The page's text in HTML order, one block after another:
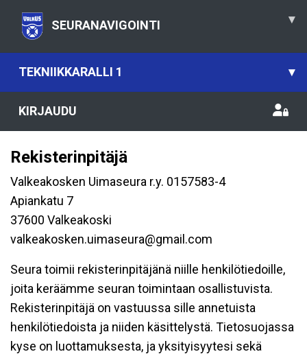
SEURANAVIGOINTI ▾
TEKNIIKKARALLI 1 ▾
KIRJAUDU
Rekisterinpitäjä
Valkeakosken Uimaseura r.y. 0157583-4
Apiankatu 7
37600 Valkeakoski
valkeakosken.uimaseura@gmail.com
Seura toimii rekisterinpitäjänä niille henkilötiedoille,
joita keräämme seuran toimintaan osallistuvista.
Rekisterinpitäjä on vastuussa sille annetuista
henkilötiedoista ja niiden käsittelystä. Tietosuojassa
kyse on luottamuksesta, ja yksityisyytesi sekä